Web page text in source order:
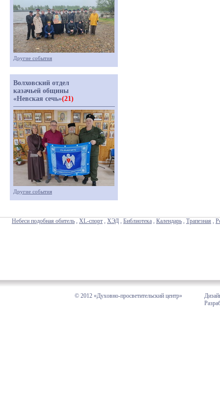
Другие события
Волховский отдел
казачьей общины
«Невская сечь»(21)
Другие события
Небеси подобная обитель , XL-спорт , ХЭД , Библиотека , Календарь , Трапезная ,
© 2012 «Духовно-просветительский центр»